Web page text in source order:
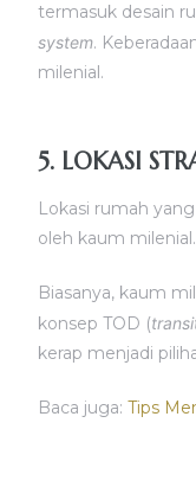
termasuk desain
system.
milenial.
5. LOKASI
Lokasi rumah
oleh kaum
Biasanya, kaum
konsep TOD (
kerap menjadi
Baca juga: Tips